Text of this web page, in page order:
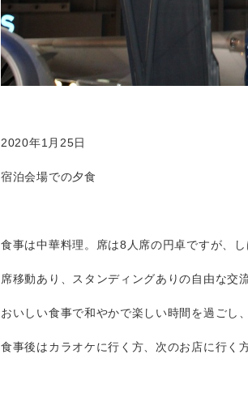
2020年1月25日
宿泊会場での夕食
食事は中華料理。席は8人席の円卓ですが、
席移動あり、スタンディングありの自由な交
おいしい食事で和やかで楽しい時間を過ごし
食事後はカラオケに行く方、次のお店に行く